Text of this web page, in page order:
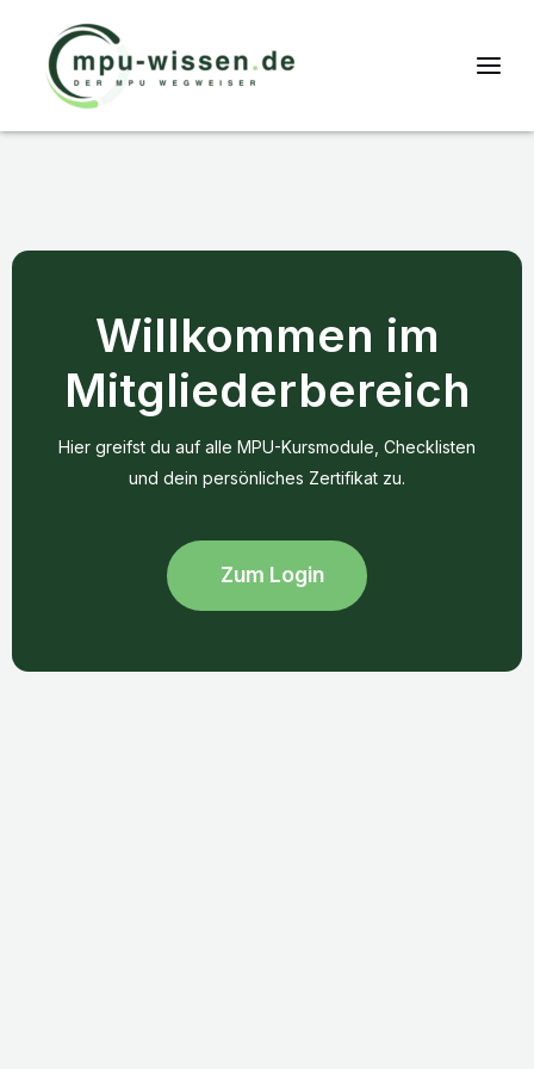
Willkommen im
Mitgliederbereich
Hier greifst du auf alle MPU-Kursmodule, Checklisten
und dein persönliches Zertifikat zu.
Zum Login